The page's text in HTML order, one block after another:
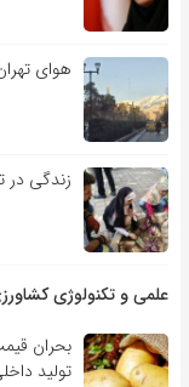
هوای
زندگی در
علمی و تکنولوژی
بحران
تولید